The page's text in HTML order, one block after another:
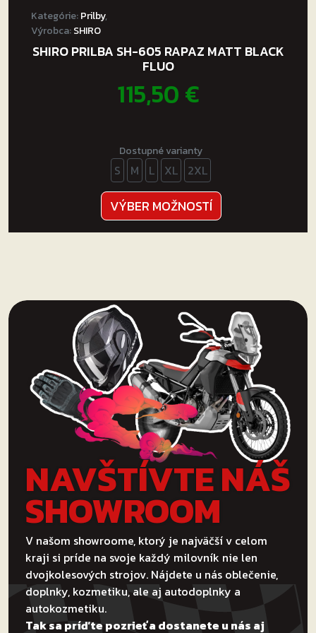
Kategórie:Prilby,
Výrobca:SHIRO
SHIRO PRILBA SH-605 RAPAZ MATT BLACK
FLUO
115,50€
Dostupné varianty
S M L XL 2XL
VÝBER MOŽNOSTÍ
produkt
môžete
vybrať
na
stránke
produktu.
NAVŠTÍVTE NÁŠ
SHOWROOM
V našom showroome, ktorý je najväčší v celom
kraji si príde na svoje každý milovník nie len
dvojkolesových strojov. Nájdete u nás oblečenie,
doplnky, kozmetiku, ale aj autodoplnky a
autokozmetiku.
Tak sa príďte pozrieť a dostanete u nás aj